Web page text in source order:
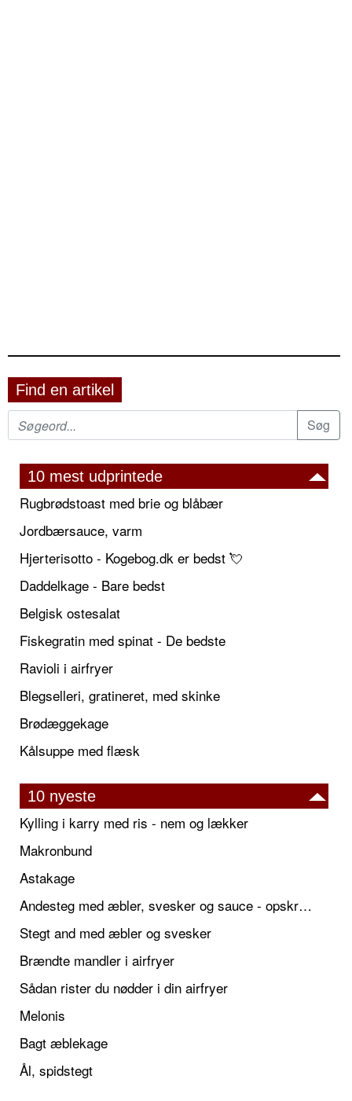
Find en artikel
10 mest udprintede
Rugbrødstoast med brie og blåbær
Jordbærsauce, varm
Hjerterisotto - Kogebog.dk er bedst 💘
Daddelkage - Bare bedst
Belgisk ostesalat
Fiskegratin med spinat - De bedste
Ravioli i airfryer
Blegselleri, gratineret, med skinke
Brødæggekage
Kålsuppe med flæsk
10 nyeste
Kylling i karry med ris - nem og lækker
Makronbund
Astakage
Andesteg med æbler, svesker og sauce - opskrift også til jul
Stegt and med æbler og svesker
Brændte mandler i airfryer
Sådan rister du nødder i din airfryer
Melonis
Bagt æblekage
Ål, spidstegt